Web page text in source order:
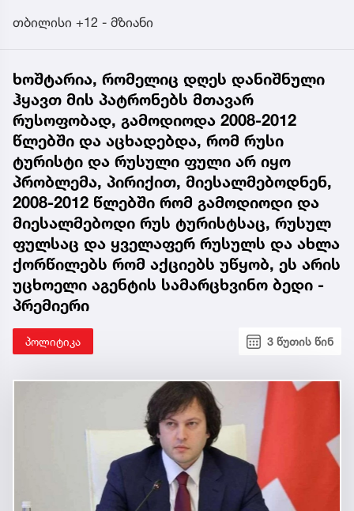
თბილისი +12 - მზიანი
ხოშტარია, რომელიც დღეს დანიშნული
ჰყავთ მის პატრონებს მთავარ
რუსოფობად, გამოდიოდა 2008-2012
წლებში და აცხადებდა, რომ რუსი
ტურისტი და რუსული ფული არ იყო
პრობლემა, პირიქით, მიესალმებოდნენ,
2008-2012 წლებში რომ გამოდიოდი და
მიესალმებოდი რუს ტურისტსაც, რუსულ
ფულსაც და ყველაფერ რუსულს და ახლა
ქორწილებს რომ აქციებს უწყობ, ეს არის
უცხოელი აგენტის სამარცხვინო ბედი -
პრემიერი
პოლიტიკა 3 წუთის წინ